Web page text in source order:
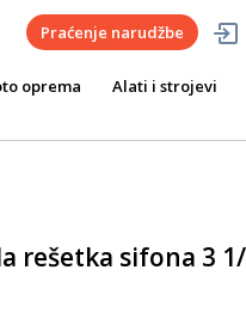
Praćenje narudžbe
oprema Alati i strojevi
rešetka sifona 3